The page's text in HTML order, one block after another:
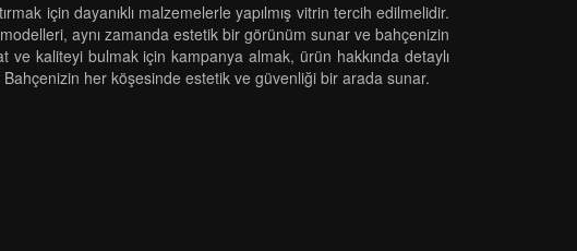
için dayanıklı malzemelerle yapılmış vitrin tercih edilmelidir.
aynı zamanda estetik bir görünüm sunar ve bahçenizin
ve kaliteyi bulmak için kampanya almak, ürün hakkında detaylı
Bahçenizin her köşesinde estetik ve güvenliği bir arada sunar.